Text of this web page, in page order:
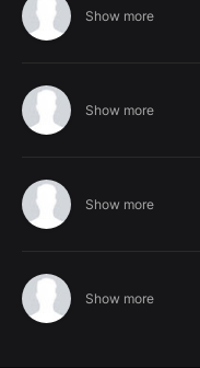
Show more
Show more
Show more
Show more